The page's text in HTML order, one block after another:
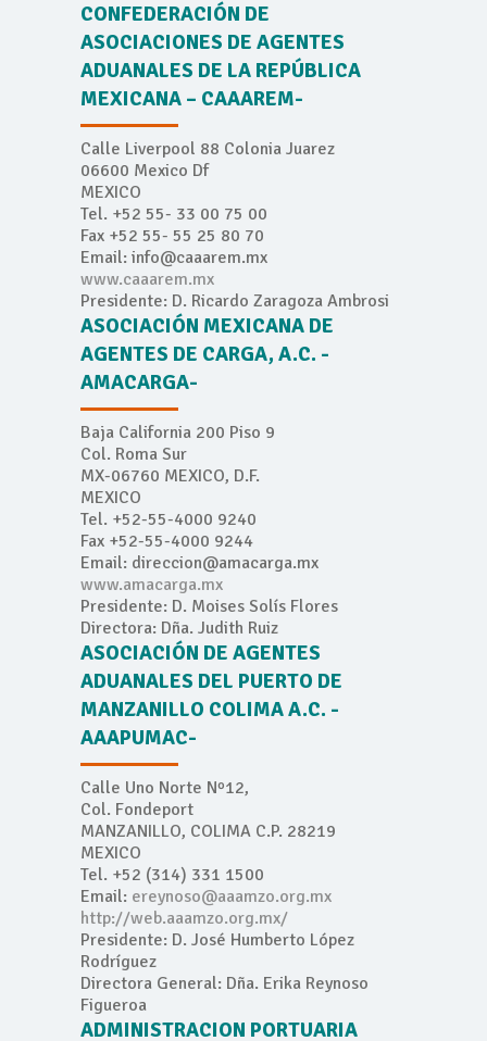
CONFEDERACIÓN DE
ASOCIACIONES DE AGENTES
ADUANALES DE LA REPÚBLICA
MEXICANA – CAAAREM-
Calle Liverpool 88 Colonia Juarez
06600 Mexico Df
MEXICO
Tel. +52 55- 33 00 75 00
Fax +52 55- 55 25 80 70
Email: info@caaarem.mx
www.caaarem.mx
Presidente: D. Ricardo Zaragoza Ambrosi
ASOCIACIÓN MEXICANA DE
AGENTES DE CARGA, A.C. -
AMACARGA-
Baja California 200 Piso 9
Col. Roma Sur
MX-06760 MEXICO, D.F.
MEXICO
Tel. +52-55-4000 9240
Fax +52-55-4000 9244
Email: direccion@amacarga.mx
www.amacarga.mx
Presidente: D. Moises Solís Flores
Directora: Dña. Judith Ruiz
ASOCIACIÓN DE AGENTES
ADUANALES DEL PUERTO DE
MANZANILLO COLIMA A.C. -
AAAPUMAC-
Calle Uno Norte Nº12,
Col. Fondeport
MANZANILLO, COLIMA C.P. 28219
MEXICO
Tel. +52 (314) 331 1500
Email: ereynoso@aaamzo.org.mx
http://web.aaamzo.org.mx/
Presidente: D. José Humberto López
Rodríguez
Directora General: Dña. Erika Reynoso
Figueroa
ADMINISTRACION PORTUARIA